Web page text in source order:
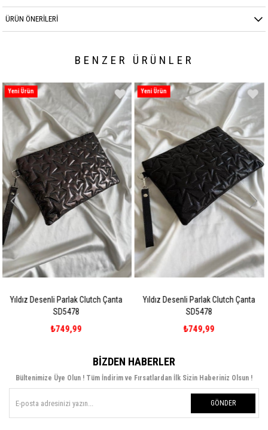
ÜRÜN ÖNERILERI
BENZER ÜRÜNLER
Çanta
Yıldız Desenli Parlak Clutch Çanta
Yeni Ürün
Yıldız Desenli Parlak
Yeni Ürün
BIZDEN HABERLER
Bültenimize Üye Olun ! Tüm İndirim ve Fırsatlardan İlk Sizin Haberiniz Olsun !
GÖNDER